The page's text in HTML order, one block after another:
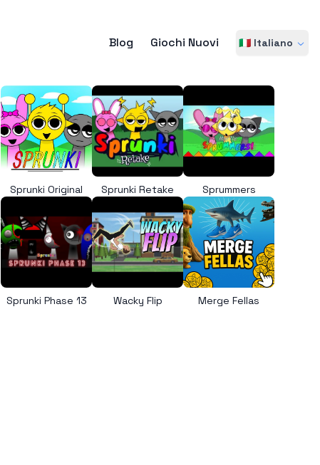
Blog Giochi Nuovi 🇮🇹 Italiano
Sprunki Original Sprunki Retake Sprummers
Sprunki Phase 13 Wacky Flip Merge Fellas